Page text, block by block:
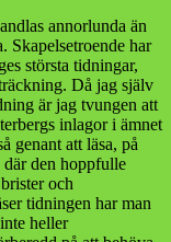
annorlunda än
Skapelsetroende har
största tidningar,
Då jag själv
är jag tvungen att
inlagor i ämnet
genant att läsa, på
där den hoppfulle
och
tidningen har man
heller